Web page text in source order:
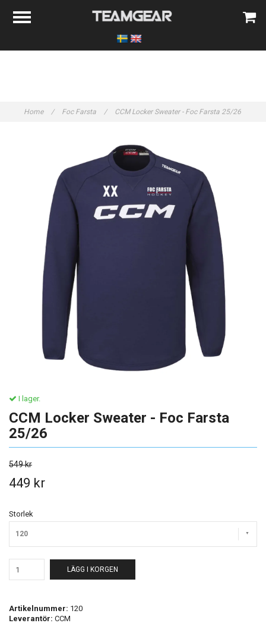
Home / Foc Farsta / CCM Locker Sweater - Foc Farsta 25/26
I lager.
CCM Locker Sweater - Foc Farsta
25/26
549 kr
449 kr
Storlek
120
LÄGG I KORGEN
Artikelnummer: 120
Leverantör: CCM